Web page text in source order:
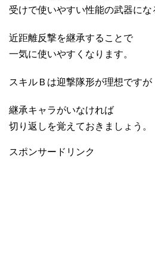
受けで使いやすい性能の武器にな
近距離反撃を継承することで
一気に使いやすくなります。
スキルＢは迎撃隊形が理想ですが
継承キャラがいなければ
切り返しを覚えておきましょう。
スポンサードリンク